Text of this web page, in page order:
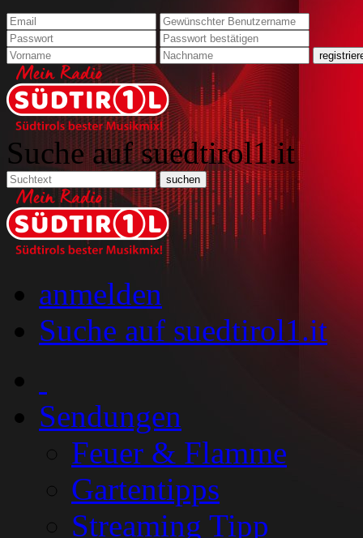
Suche auf suedtirol1.it
anmelden
Suche auf suedtirol1.it
Sendungen
Feuer & Flamme
Gartentipps
Streaming Tipp